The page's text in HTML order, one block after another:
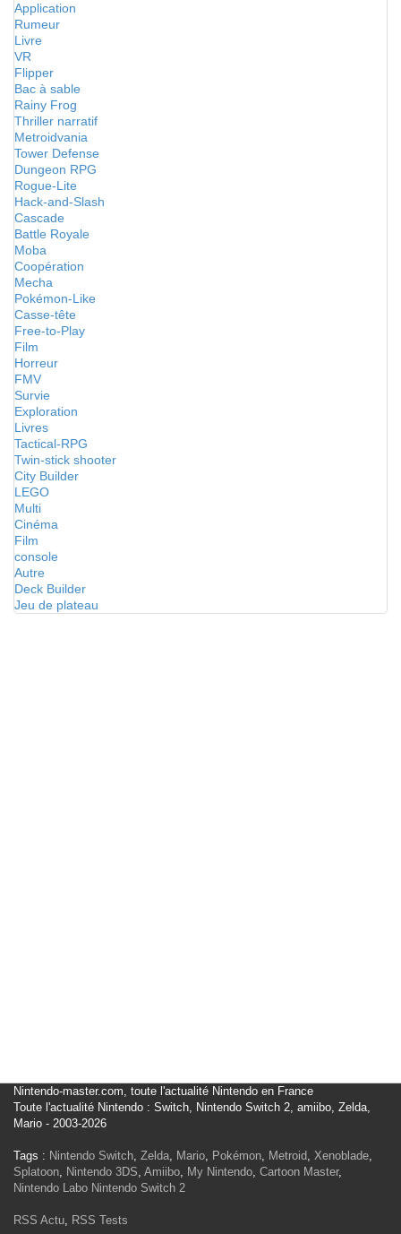
Application
Rumeur
Livre
VR
Flipper
Bac à sable
Rainy Frog
Thriller narratif
Metroidvania
Tower Defense
Dungeon RPG
Rogue-Lite
Hack-and-Slash
Cascade
Battle Royale
Moba
Coopération
Mecha
Pokémon-Like
Casse-tête
Free-to-Play
Film
Horreur
FMV
Survie
Exploration
Livres
Tactical-RPG
Twin-stick shooter
City Builder
LEGO
Multi
Cinéma
Film
console
Autre
Deck Builder
Jeu de plateau
Nintendo-master.com, toute l'actualité Nintendo en France
Toute l'actualité Nintendo : Switch, Nintendo Switch 2, amiibo, Zelda,
Mario - 2003-2026
Tags : Nintendo Switch, Zelda, Mario, Pokémon, Metroid, Xenoblade,
Splatoon, Nintendo 3DS, Amiibo, My Nintendo, Cartoon Master,
Nintendo Labo Nintendo Switch 2
RSS Actu, RSS Tests